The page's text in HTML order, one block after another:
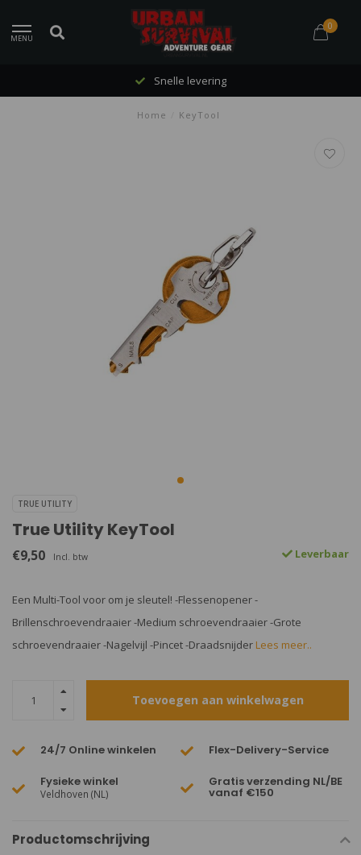
MENU
0
Snelle levering
Home KeyTool
TRUE UTILITY
True Utility KeyTool
€9,50 Incl. btw Leverbaar
Een Multi-Tool voor om je sleutel! -Flessenopener -
Brillenschroevendraaier -Medium schroevendraaier -Grote
schroevendraaier -Nagelvijl -Pincet -Draadsnijder Lees meer..
Toevoegen aan winkelwagen
24/7 Online winkelen Flex-Delivery-Service
Fysieke winkel
Veldhoven (NL)
Gratis verzending NL/BE
vanaf €150
Productomschrijving